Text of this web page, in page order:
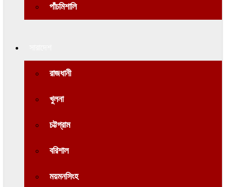
পাঁচমিশালি
রাজধানী
খুলনা
চট্টগ্রাম
বরিশাল
ময়মনসিংহ